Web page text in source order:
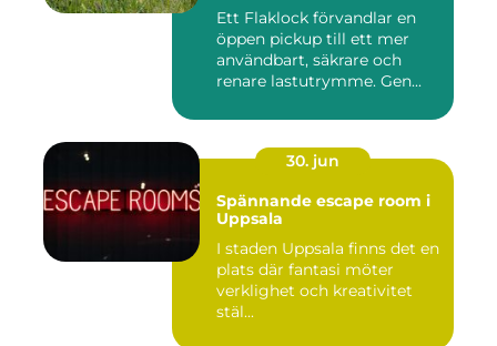
Ett Flaklock förvandlar en
öppen pickup till ett mer
användbart, säkrare och
renare lastutrymme. Gen...
30. jun
Spännande escape room i
Uppsala
I staden Uppsala finns det en
plats där fantasi möter
verklighet och kreativitet
stäl...